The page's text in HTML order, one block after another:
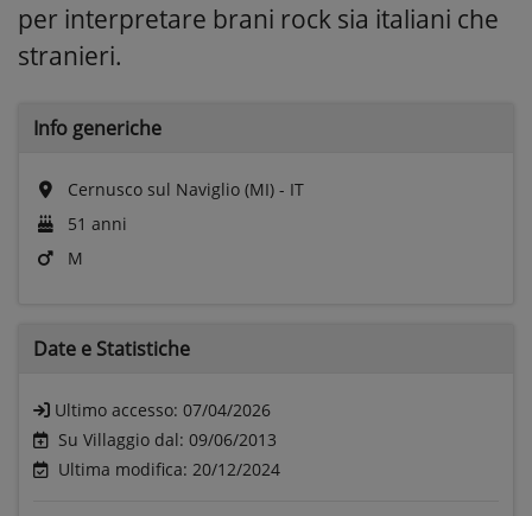
per interpretare brani rock sia italiani che
stranieri.
Info generiche
Cernusco sul Naviglio (MI) - IT
51 anni
M
Date e Statistiche
Ultimo accesso: 07/04/2026
Su Villaggio dal: 09/06/2013
Ultima modifica: 20/12/2024